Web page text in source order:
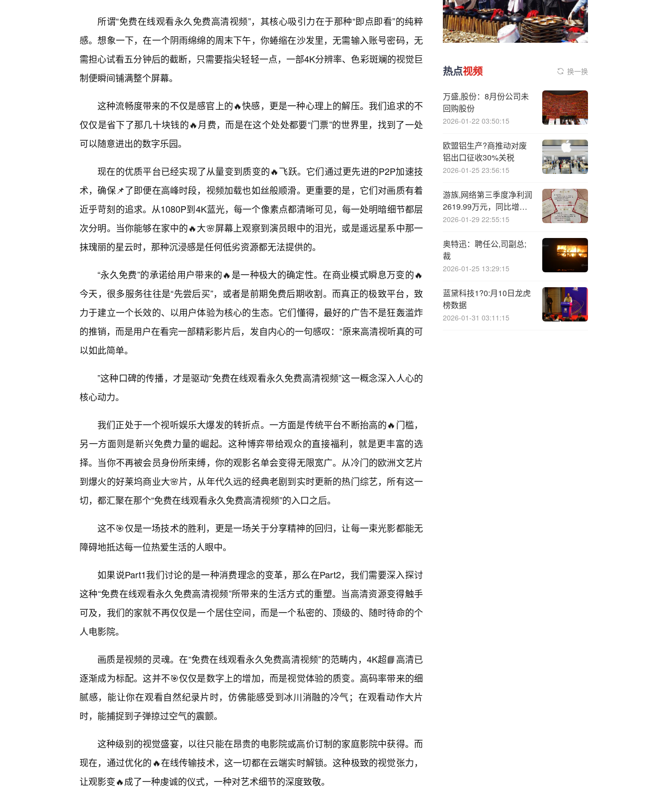
所谓“免费在线观看永久免费高清视频”，其核心吸引力在于那种“即点即看”的纯粹
感。想象一下，在一个阴雨绵绵的周末下午，你蜷缩在沙发里，无需输入账号密码，无
需担心试看五分钟后的截断，只需要指尖轻轻一点，一部4K分辨率、色彩斑斓的视觉巨
制便瞬间铺满整个屏幕。
这种流畅度带来的不仅是感官上的🔥快感，更是一种心理上的解压。我们追求的不
仅仅是省下了那几十块钱的🔥月费，而是在这个处处都要“门票”的世界里，找到了一处
可以随意进出的数字乐园。
现在的优质平台已经实现了从量变到质变的🔥飞跃。它们通过更先进的P2P加速技
术，确保📌了即便在高峰时段，视频加载也如丝般顺滑。更重要的是，它们对画质有着
近乎苛刻的追求。从1080P到4K蓝光，每一个像素点都清晰可见，每一处明暗细节都层
次分明。当你能够在家中的🔥大🌸屏幕上观察到演员眼中的泪光，或是遥远星系中那一
抹瑰丽的星云时，那种沉浸感是任何低劣资源都无法提供的。
“永久免费”的承诺给用户带来的🔥是一种极大的确定性。在商业模式瞬息万变的🔥
今天，很多服务往往是“先尝后买”，或者是前期免费后期收割。而真正的极致平台，致
力于建立一个长效的、以用户体验为核心的生态。它们懂得，最好的广告不是狂轰滥炸
的推销，而是用户在看完一部精彩影片后，发自内心的一句感叹：“原来高清视听真的可
以如此简单。
”这种口碑的传播，才是驱动“免费在线观看永久免费高清视频”这一概念深入人心的
核心动力。
我们正处于一个视听娱乐大爆发的转折点。一方面是传统平台不断抬高的🔥门槛，
另一方面则是新兴免费力量的崛起。这种博弈带给观众的直接福利，就是更丰富的选
择。当你不再被会员身份所束缚，你的观影名单会变得无限宽广。从冷门的欧洲文艺片
到爆火的好莱坞商业大🌸片，从年代久远的经典老剧到实时更新的热门综艺，所有这一
切，都汇聚在那个“免费在线观看永久免费高清视频”的入口之后。
这不🎯仅是一场技术的胜利，更是一场关于分享精神的回归，让每一束光影都能无
障碍地抵达每一位热爱生活的人眼中。
如果说Part1我们讨论的是一种消费理念的变革，那么在Part2，我们需要深入探讨
这种“免费在线观看永久免费高清视频”所带来的生活方式的重塑。当高清资源变得触手
可及，我们的家就不再仅仅是一个居住空间，而是一个私密的、顶级的、随时待命的个
人电影院。
画质是视频的灵魂。在“免费在线观看永久免费高清视频”的范畴内，4K超📘高清已
逐渐成为标配。这并不🎯仅仅是数字上的增加，而是视觉体验的质变。高码率带来的细
腻感，能让你在观看自然纪录片时，仿佛能感受到冰川消融的冷气；在观看动作大片
时，能捕捉到子弹掠过空气的震颤。
这种级别的视觉盛宴，以往只能在昂贵的电影院或高价订制的家庭影院中获得。而
现在，通过优化的🔥在线传输技术，这一切都在云端实时解锁。这种极致的视觉张力，
让观影变🔥成了一种虔诚的仪式，一种对艺术细节的深度致敬。
热点视频 换一换
万盛,股份：8月份公司未
回购股份
2026-01-22 03:50:15
欧盟铝生产?商推动对废
铝出口征收30%关税
2026-01-25 23:56:15
游族,网络第三季度净利润
2619.99万元，同比增长
4466.74%
2026-01-29 22:55:15
奥特迅：聘任公,司副总;
裁
2026-01-25 13:29:15
蓝黛科技1?0:月10日龙虎
榜数据
2026-01-31 03:11:15